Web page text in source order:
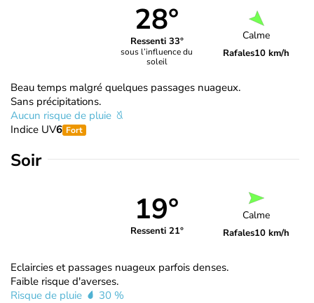
28°
Ressenti 33°
sous l’influence du
soleil
Calme
Rafales10 km/h
Beau temps malgré quelques passages nuageux.
Sans précipitations.
Aucun risque de pluie
Indice UV6 Fort
Soir
19°
Ressenti 21°
Calme
Rafales10 km/h
Eclaircies et passages nuageux parfois denses.
Faible risque d'averses.
Risque de pluie
30 %